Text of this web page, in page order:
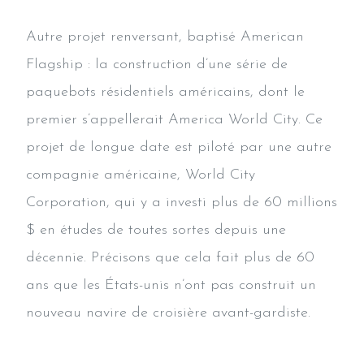
Autre projet renversant, baptisé American
Flagship : la construction d’une série de
paquebots résidentiels américains, dont le
premier s’appellerait America World City. Ce
projet de longue date est piloté par une autre
compagnie américaine, World City
Corporation, qui y a investi plus de 60 millions
$ en études de toutes sortes depuis une
décennie. Précisons que cela fait plus de 60
ans que les États-unis n’ont pas construit un
nouveau navire de croisière avant-gardiste.